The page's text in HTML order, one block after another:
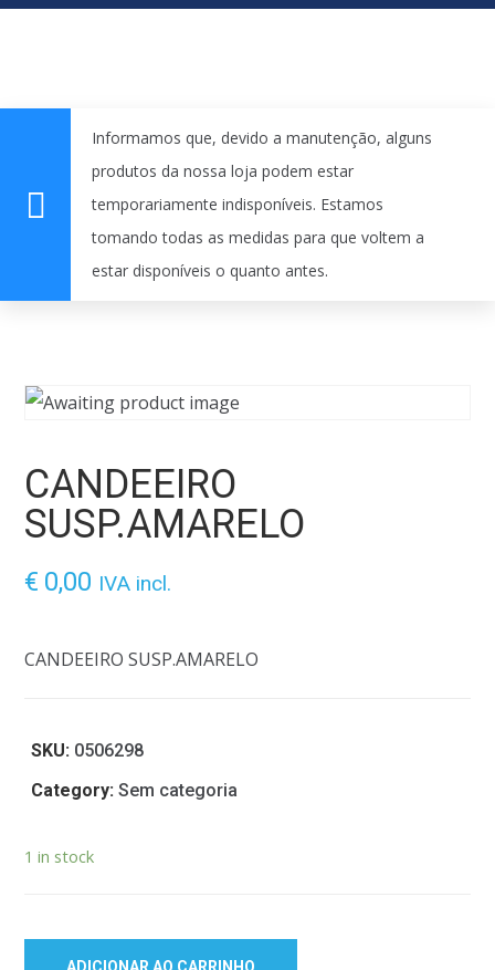
Informamos que, devido a manutenção, alguns
produtos da nossa loja podem estar
temporariamente indisponíveis. Estamos
tomando todas as medidas para que voltem a
estar disponíveis o quanto antes.
CANDEEIRO
SUSP.AMARELO
€ 0,00 IVA incl.
CANDEEIRO SUSP.AMARELO
SKU: 0506298
Category:Sem categoria
1 in stock